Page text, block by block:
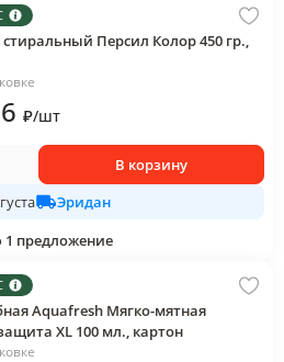
Персил Колор 450 гр.,
₽/шт
В корзину
Эридан
1 предложение
Aquafresh Мягко-мятная
XL 100 мл., картон